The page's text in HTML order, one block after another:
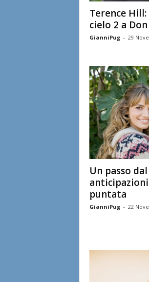
Terence
cielo 2 a
GianniPug - 29
Un passo
puntata
GianniPug - 22